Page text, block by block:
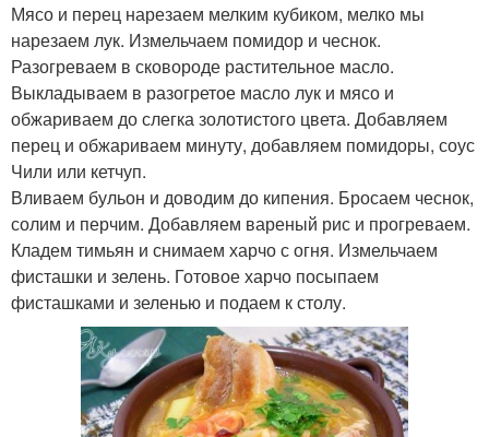
Мясо и перец нарезаем мелким кубиком, мелко мы
нарезаем лук. Измельчаем помидор и чеснок.
Разогреваем в сковороде растительное масло.
Выкладываем в разогретое масло лук и мясо и
обжариваем до слегка золотистого цвета. Добавляем
перец и обжариваем минуту, добавляем помидоры, соус
Чили или кетчуп.
Вливаем бульон и доводим до кипения. Бросаем чеснок,
солим и перчим. Добавляем вареный рис и прогреваем.
Кладем тимьян и снимаем харчо с огня. Измельчаем
фисташки и зелень. Готовое харчо посыпаем
фисташками и зеленью и подаем к столу.